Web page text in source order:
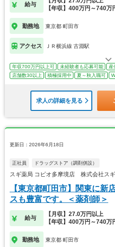
給与
【年収】400万円～740万
勤務地 東京都 町田市
アクセス ＪＲ横浜線 古淵駅
年収700万円以上可 未経験者も応募可能 産
店舗数30以上
積極採用中 夏～秋入職可
求人の詳細を見る
更新日：2026年6月18日
正社員 ドラッグストア（調剤併設）
スギ薬局 コピオ多摩境店 株式会社ス
【東京都町田市】関東に新
スも豊富です。＜薬剤師＞
給与
【月収】27.0万円以上
【年収】400万円～740万
勤務地 東京都 町田市